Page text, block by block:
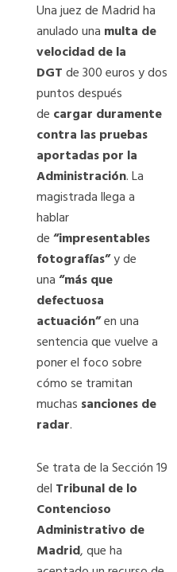
Una juez de Madrid ha
anulado una multa de
velocidad de la
DGTde 300 euros y dos
puntos después
de cargar duramente
contra las pruebas
aportadas por la
Administración. La
magistrada llega a
hablar
de“impresentables
fotografías”y de
una“más que
defectuosa
actuación”en una
sentencia que vuelve a
poner el foco sobre
cómo se tramitan
muchas sanciones de
radar.
Se trata de la Sección 19
del Tribunal de lo
Contencioso
Administrativo de
Madrid, que ha